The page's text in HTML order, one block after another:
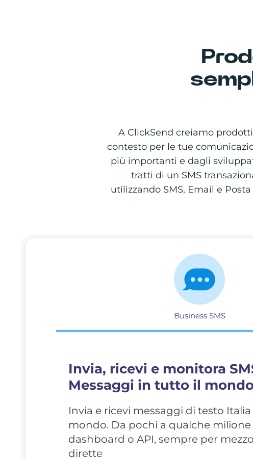
A ClickSend creiamo
contesto per le tue
più importanti e dagli
tratti di un SMS
utilizzando SMS, Email e
Business SMS
Invia, ricevi e monitora
Messaggi in tutto il
Invia e ricevi messaggi di testo
mondo. Da pochi a qualche
dashboard o API, sempre per
dirette